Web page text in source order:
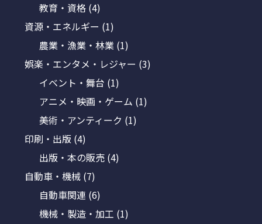
教育・資格 (4)
資源・エネルギー (1)
農業・漁業・林業 (1)
娯楽・エンタメ・レジャー (3)
イベント・舞台 (1)
アニメ・映画・ゲーム (1)
美術・アンティーク (1)
印刷・出版 (4)
出版・本の販売 (4)
自動車・機械 (7)
自動車関連 (6)
機械・製造・加工 (1)